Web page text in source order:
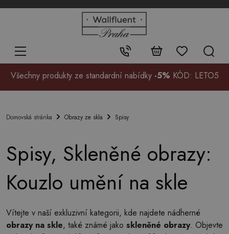
Kontakt:
+48
99
Všechny produkty ze standardní nabídky -5% KÓD: LETO5
Domovská stránka Obrazy ze skla Spisy
Spisy, Skleněné obrazy:
Kouzlo umění na skle
Vítejte v naší exkluzivní kategorii, kde najdete nádherné
obrazy na skle, také známé jako skleněné obrazy. Objevte